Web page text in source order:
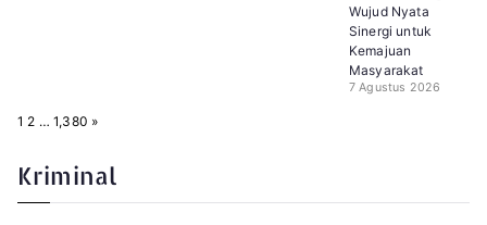
Wujud Nyata
Sinergi untuk
Kemajuan
Masyarakat
7 Agustus 2026
P
:
1 2 … 1,380 N
»
Kriminal